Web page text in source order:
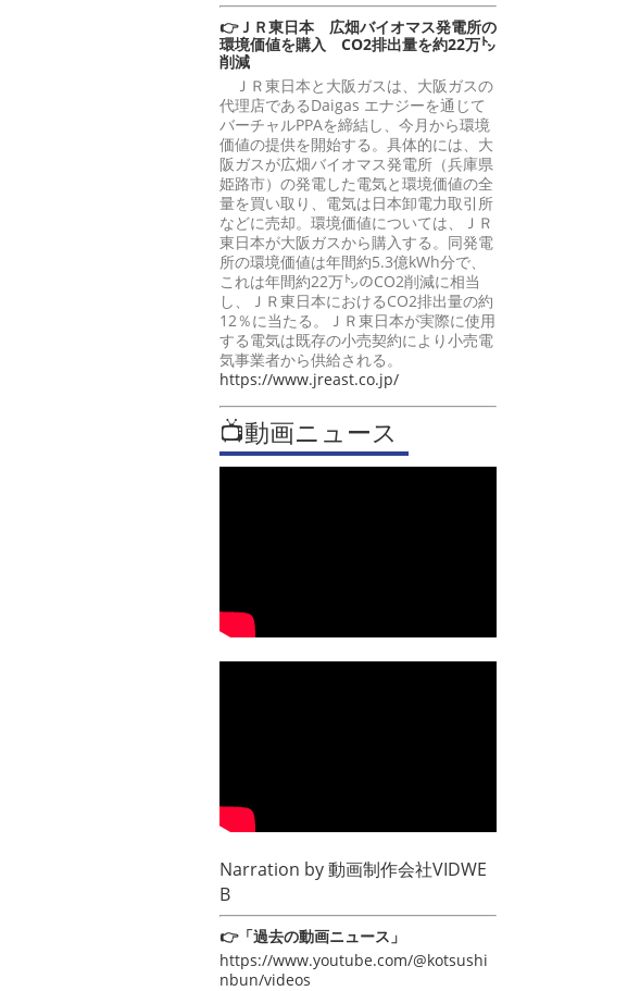
👉ＪＲ東日本 広畑バイオマス発電所の
環境価値を購入 CO2排出量を約22万㌧
削減
ＪＲ東日本と大阪ガスは、大阪ガスの
代理店であるDaigas エナジーを通じて
バーチャルPPAを締結し、今月から環境
価値の提供を開始する。具体的には、大
阪ガスが広畑バイオマス発電所（兵庫県
姫路市）の発電した電気と環境価値の全
量を買い取り、電気は日本卸電力取引所
などに売却。環境価値については、ＪＲ
東日本が大阪ガスから購入する。同発電
所の環境価値は年間約5.3億kWh分で、
これは年間約22万㌧のCO2削減に相当
し、ＪＲ東日本におけるCO2排出量の約
12％に当たる。ＪＲ東日本が実際に使用
する電気は既存の小売契約により小売電
気事業者から供給される。
https://www.jreast.co.jp/
📺動画ニュース
Narration by動画制作会社VIDWE
B
👉「過去の動画ニュース」
https://www.youtube.com/@kotsushi
nbun/videos